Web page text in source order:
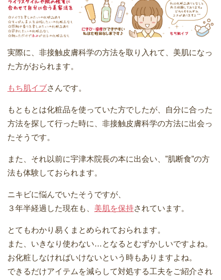
実際に、非接触皮膚科学の方法を取り入れて、美肌になっ
た方がおられます。
もち肌イブさんです。
もともとは化粧品を使っていた方でしたが、自分に合った
方法を探して行った時に、非接触皮膚科学の方法に出会っ
たそうです。
また、それ以前に宇津木院長の本に出会い、”肌断食”の方
法も体験しておられます。
ニキビに悩んでいたそうですが、
３年半経過した現在も、 美肌を保持されています。
とてもわかり易くまとめられておられます。
また、いきなり使わない…となるとむずかしいですよね。
お化粧しなければいけないという時もありますよね。
できるだけアイテムを減らして対処する工夫をご紹介され